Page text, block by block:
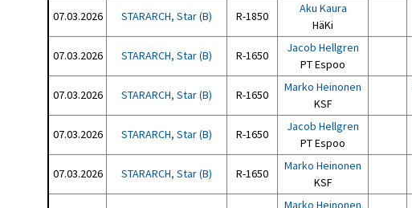
07.03.2026 STARARCH, Star (B) R-1850
Aku Kaura
HäKi
07.03.2026 STARARCH, Star (B) R-1650
Jacob Hellgren
PT Espoo
07.03.2026 STARARCH, Star (B) R-1650
Marko Heinonen
KSF
07.03.2026 STARARCH, Star (B) R-1650
Jacob Hellgren
PT Espoo
07.03.2026 STARARCH, Star (B) R-1650
Marko Heinonen
KSF
Marko Heinonen